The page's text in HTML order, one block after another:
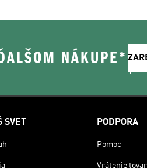
NÁKUPE*
SVET PODPORA
Pomoc
Vrátenie